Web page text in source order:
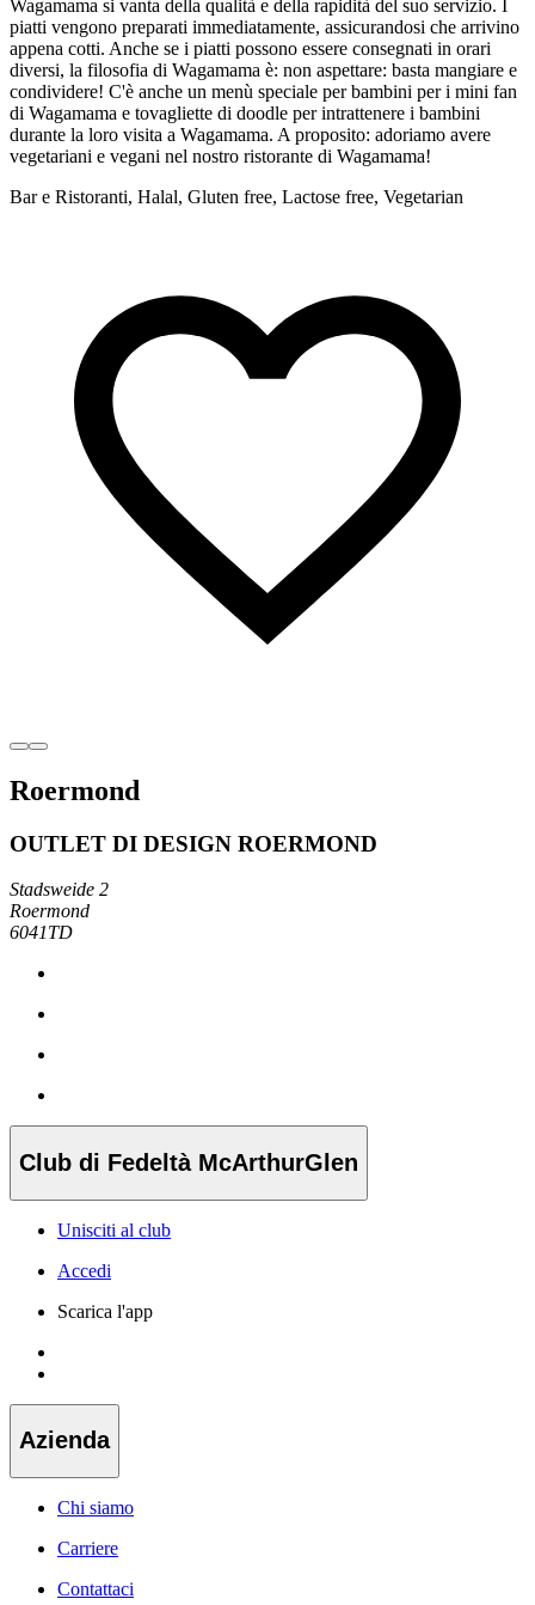
Wagamama si vanta della qualità e della rapidità del suo servizio. I
piatti vengono preparati immediatamente, assicurandosi che arrivino
appena cotti. Anche se i piatti possono essere consegnati in orari
diversi, la filosofia di Wagamama è: non aspettare: basta mangiare e
condividere! C'è anche un menù speciale per bambini per i mini fan
di Wagamama e tovagliette di doodle per intrattenere i bambini
durante la loro visita a Wagamama. A proposito: adoriamo avere
vegetariani e vegani nel nostro ristorante di Wagamama!
Bar e Ristoranti, Halal, Gluten free, Lactose free, Vegetarian
Roermond
OUTLET DI DESIGN ROERMOND
Stadsweide 2
Roermond
6041TD
Club di Fedeltà McArthurGlen
Unisciti al club
Accedi
Scarica l'app
Azienda
Chi siamo
Carriere
Contattaci